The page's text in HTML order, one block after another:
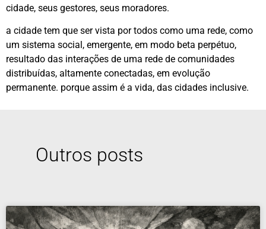
cidade, seus gestores, seus moradores.
a cidade tem que ser vista por todos como uma rede, como
um sistema social, emergente, em modo beta perpétuo,
resultado das interações de uma rede de comunidades
distribuídas, altamente conectadas, em evolução
permanente. porque assim é a vida, das cidades inclusive.
Outros posts